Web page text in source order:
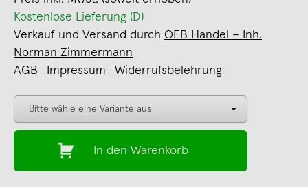
Kostenlose Lieferung (D)
Verkauf und Versand durch OEB Handel – Inh.
Norman Zimmermann
AGB
Impressum Widerrufsbelehrung
In den Warenkorb